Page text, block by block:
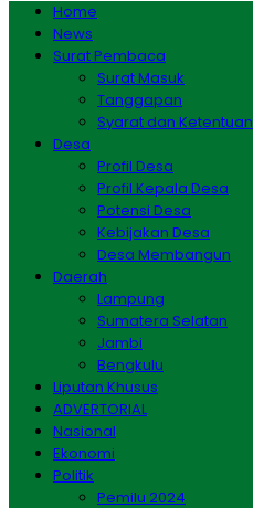
Home
News
Surat Pembaca
Surat Masuk
Tanggapan
Syarat dan Ketentuan
Desa
Profil Desa
Profil Kepala Desa
Potensi Desa
Kebijakan Desa
Desa Membangun
Daerah
Lampung
Sumatera Selatan
Jambi
Bengkulu
Liputan Khusus
ADVERTORIAL
Nasional
Ekonomi
Politik
Pemilu 2024